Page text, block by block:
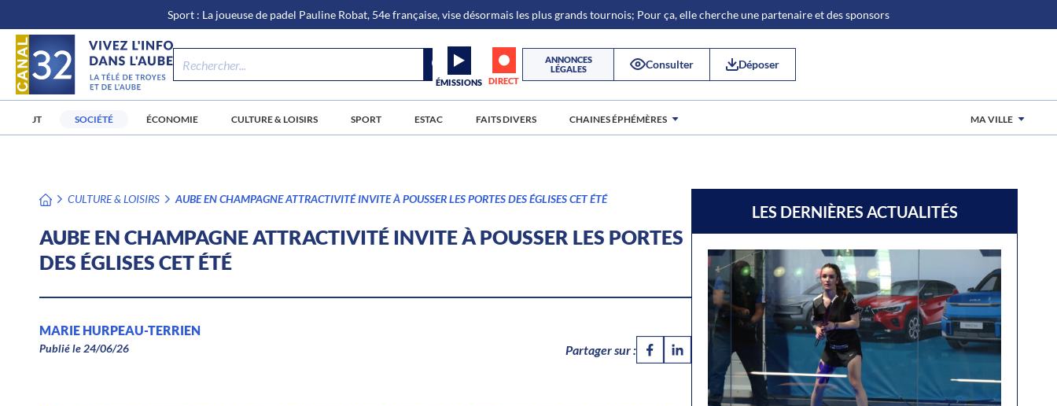
au
contenu
Sport : La joueuse de padel Pauline Robat, 54e française, vise désormais les plus grands tournois; Pour ça, elle cherche une partenaire et des sponsors
ÉMISSIONS DIRECT
ANNONCES
LÉGALES
Consulter Déposer
JT SOCIÉTÉ ÉCONOMIE CULTURE & LOISIRS SPORT ESTAC FAITS DIVERS CHAINES ÉPHÉMÈRES MA VILLE
CULTURE & LOISIRS AUBE EN CHAMPAGNE ATTRACTIVITÉ INVITE À POUSSER LES PORTES DES ÉGLISES CET ÉTÉ
AUBE EN CHAMPAGNE ATTRACTIVITÉ INVITE À POUSSER LES PORTES
DES ÉGLISES CET ÉTÉ
MARIE HURPEAU-TERRIEN
Publié le 24/06/26 Partager sur :
LES DERNIÈRES ACTUALITÉS